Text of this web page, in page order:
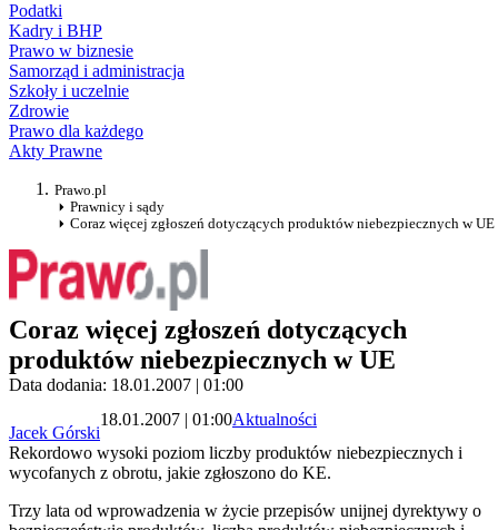
Podatki
Kadry i BHP
Prawo w biznesie
Samorząd i administracja
Szkoły i uczelnie
Zdrowie
Prawo dla każdego
Akty Prawne
Prawo.pl
Prawnicy i sądy
Coraz więcej zgłoszeń dotyczących produktów niebezpiecznych w UE
Coraz więcej zgłoszeń dotyczących
produktów niebezpiecznych w UE
Data dodania: 18.01.2007 | 01:00
Jacek Górski
18.01.2007 | 01:00Aktualności
Rekordowo wysoki poziom liczby produktów niebezpiecznych i
wycofanych z obrotu, jakie zgłoszono do KE.
Trzy lata od wprowadzenia w życie przepisów unijnej dyrektywy o